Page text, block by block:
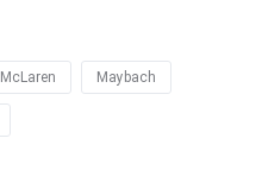
McLaren Maybach